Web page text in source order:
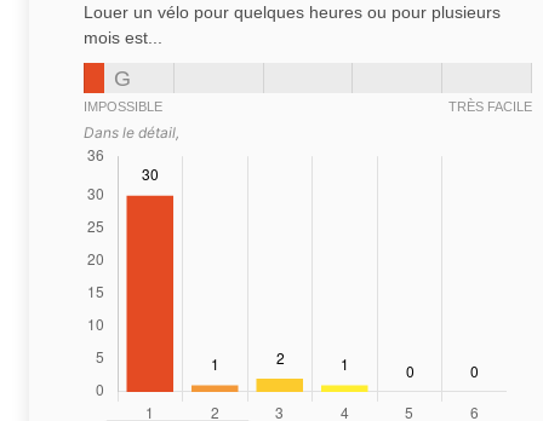
Louer un vélo pour quelques heures ou pour plusieurs
mois est...
G
IMPOSSIBLE TRÈS FACILE
Dans le détail,